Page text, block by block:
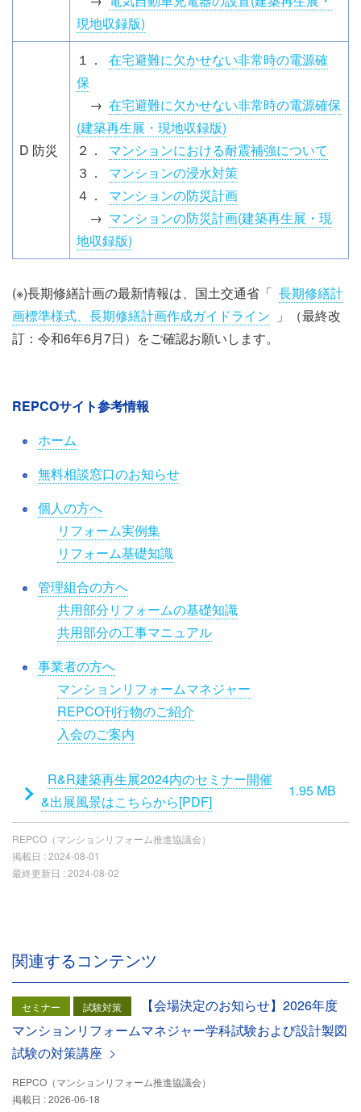
現地収録版)
D 防災
１．
在宅避難に欠かせない非常時の電源確
保
→ 在宅避難に欠かせない非常時の電源確保
(建築再生展・現地収録版)
２．
マンションにおける耐震補強について
３．
マンションの浸水対策
４．
マンションの防災計画
→ マンションの防災計画(建築再生展・現
地収録版)
(※)長期修繕計画の最新情報は、国土交通省「 長期修繕計
画標準様式、長期修繕計画作成ガイドライン
」（最終改
訂：令和6年6月7日）をご確認お願いします。
REPCOサイト参考情報
ホーム
無料相談窓口のお知らせ
個人の方へ
リフォーム実例集
リフォーム基礎知識
管理組合の方へ
共用部分リフォームの基礎知識
共用部分の工事マニュアル
事業者の方へ
マンションリフォームマネジャー
REPCO刊行物のご紹介
入会のご案内
フ
ァ
イ
R&R建築再生展2024内のセミナー開催
&出展風景はこちらから[PDF]
1.95 MB
REPCO（マンションリフォーム推進協議会）
掲載日 :2024-08-01
最終更新日 :2024-08-02
関連するコンテンツ
セミナー 試験対策
【会場決定のお知らせ】2026年度
マンションリフォームマネジャー学科試験および設計製図
試験の対策講座
REPCO（マンションリフォーム推進協議会）
掲載日 : 2026-06-18